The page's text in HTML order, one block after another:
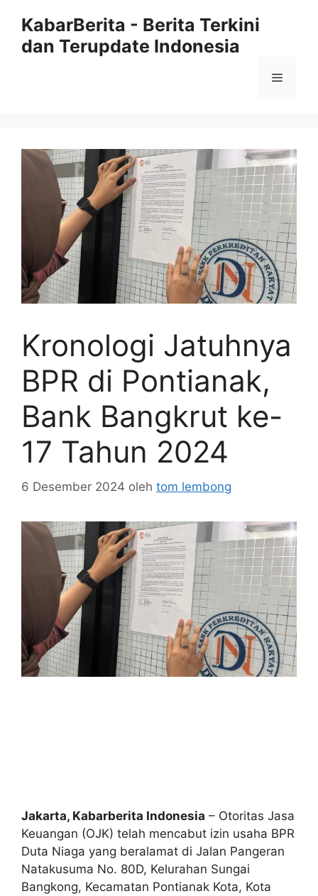
KabarBerita - Berita Terkini
dan Terupdate Indonesia
Menu
Kronologi Jatuhnya
BPR di Pontianak,
Bank Bangkrut ke-
17 Tahun 2024
6 Desember 2024 oleh tom lembong
Jakarta, Kabarberita Indonesia – Otoritas Jasa
Keuangan (OJK) telah mencabut izin usaha BPR
Duta Niaga yang beralamat di Jalan Pangeran
Natakusuma No. 80D, Kelurahan Sungai
Bangkong, Kecamatan Pontianak Kota, Kota